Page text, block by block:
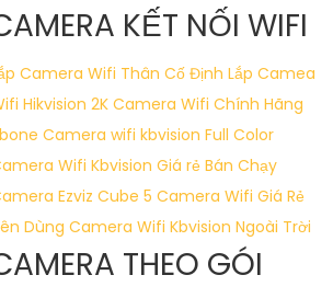
ngại để lại câu hỏi Cung cấp cho
KẾT NỐI WIFI
Camera Wifi Thân Cố Định Lắp Camea
Hikvision 2K Camera Wifi Chính Hãng
Camera wifi kbvision Full Color
Wifi Kbvision Giá rẻ Bán Chạy
Ezviz Cube 5 Camera Wifi Giá Rẻ
Dùng Camera Wifi Kbvision Ngoài Trời
THEO GÓI